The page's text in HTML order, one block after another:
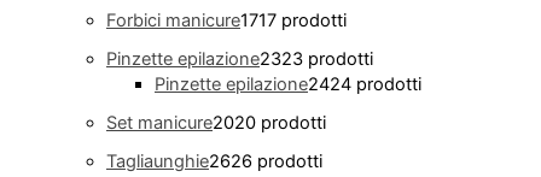
Forbici manicure1717 prodotti
Pinzette epilazione2323 prodotti
Pinzette epilazione2424 prodotti
Set manicure2020 prodotti
Tagliaunghie2626 prodotti